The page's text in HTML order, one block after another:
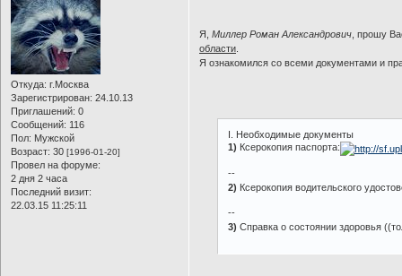
Откуда: г.Москва
Зарегистрирован: 24.10.13
Приглашений: 0
Сообщений: 116
Пол: Мужской
Возраст: 30 [1996-01-20]
Провел на форуме:
2 дня 2 часа
Последний визит:
22.03.15 11:25:11
Я,Миллер Роман Александрович , прошу
области
Я ознакомился со всеми документами и
I. Необходимые документы
1) Ксерокопия паспорта:
--
2) Ксерокопия водительского
--
3) Справка о состоянии здоровья